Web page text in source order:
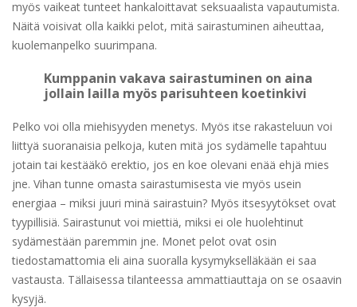
myös vaikeat tunteet hankaloittavat seksuaalista vapautumista.
Näitä voisivat olla kaikki pelot, mitä sairastuminen aiheuttaa,
kuolemanpelko suurimpana.
Kumppanin vakava sairastuminen on aina
jollain lailla myös parisuhteen koetinkivi
Pelko voi olla miehisyyden menetys. Myös itse rakasteluun voi
liittyä suoranaisia pelkoja, kuten mitä jos sydämelle tapahtuu
jotain tai kestääkö erektio, jos en koe olevani enää ehjä mies
jne. Vihan tunne omasta sairastumisesta vie myös usein
energiaa – miksi juuri minä sairastuin? Myös itsesyytökset ovat
tyypillisiä. Sairastunut voi miettiä, miksi ei ole huolehtinut
sydämestään paremmin jne. Monet pelot ovat osin
tiedostamattomia eli aina suoralla kysymykselläkään ei saa
vastausta. Tällaisessa tilanteessa ammattiauttaja on se osaavin
kysyjä.